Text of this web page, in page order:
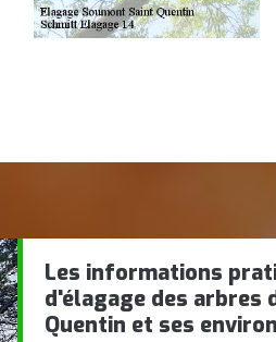
Les informations
d'élagage des arbres
Quentin et ses